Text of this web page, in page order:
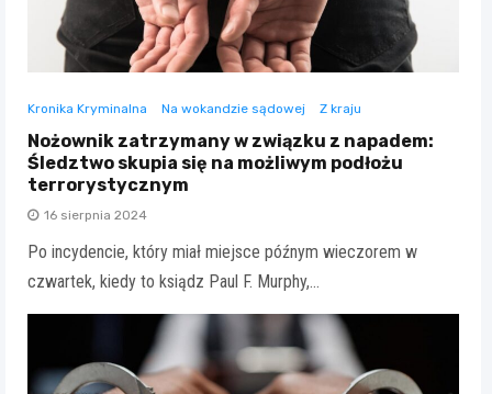
Kronika Kryminalna Na wokandzie sądowej Z kraju
Nożownik zatrzymany w związku z napadem:
Śledztwo skupia się na możliwym podłożu
terrorystycznym
16 sierpnia 2024
Po incydencie, który miał miejsce późnym wieczorem w
czwartek, kiedy to ksiądz Paul F. Murphy,…